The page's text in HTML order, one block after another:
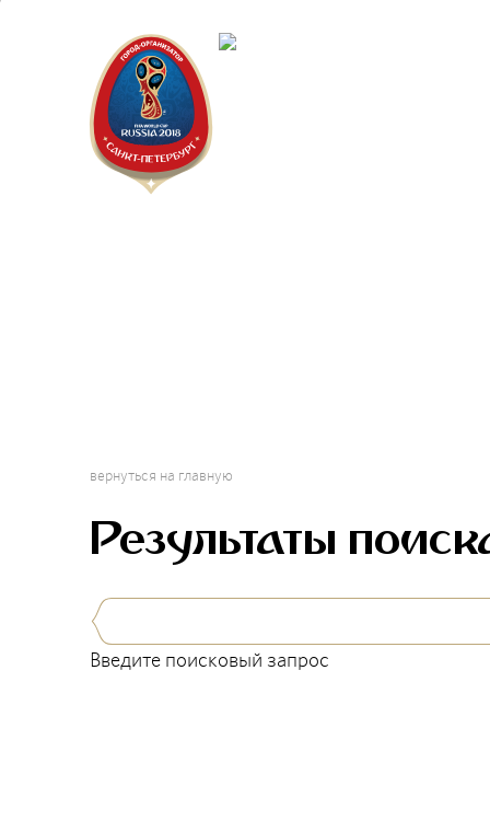
вернуться на главную
Результаты
Введите поисковый запрос